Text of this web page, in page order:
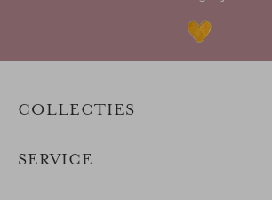
COLLECTIES
SERVICE